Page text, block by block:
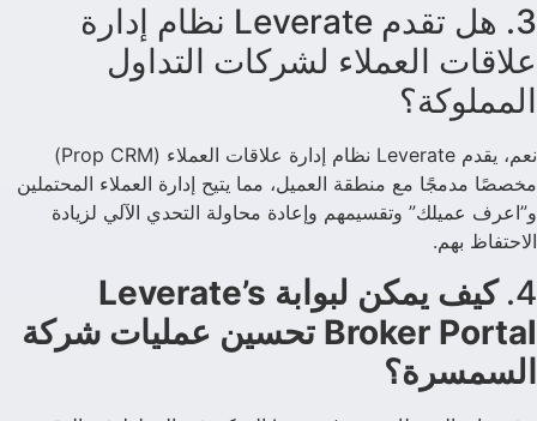
3. هل تقدم Leverate نظام إدارة
علاقات العملاء لشركات التداول
المملوكة؟
نعم، يقدم Leverate نظام إدارة علاقات العملاء (Prop CRM)
مخصصًا مدمجًا مع منطقة العميل، مما يتيح إدارة العملاء المحتملين
و”اعرف عميلك” وتقسيمهم وإعادة محاولة التحدي الآلي لزيادة
الاحتفاظ بهم.
4.
كيف يمكن لبوابة Leverate’s
Broker Portal تحسين عمليات شركة
السمسرة؟